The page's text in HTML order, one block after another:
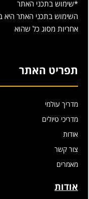
*שימוש בתכני האתר
השימוש בתכני האתר היא
אחריות מסוג כל שהוא
תפריט האתר
מדריך עולמי
מדריכי טיולים
אודות
צור קשר
מאמרים
אודות